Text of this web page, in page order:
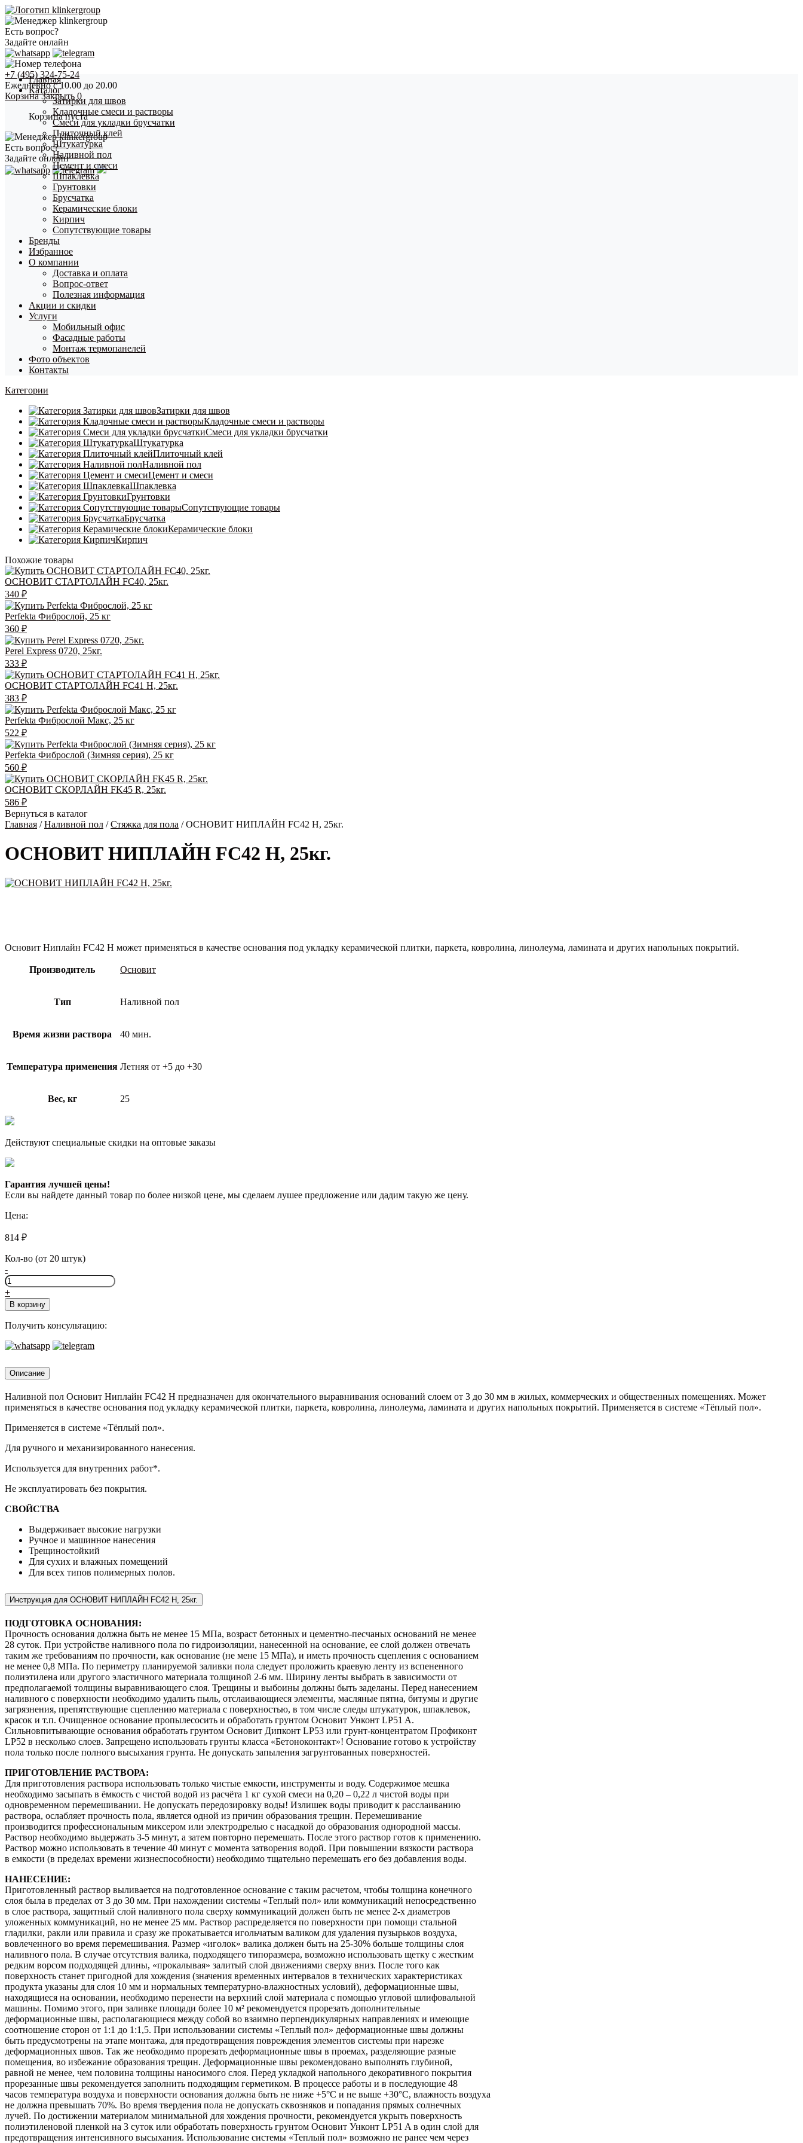
Есть вопрос?
Задайте онлайн
+7 (495) 324-75-24
Ежедневно с 10.00 до 20.00
Корзина Закрыть 0
Корзина пуста
Есть вопрос?
Задайте онлайн
Главная
Каталог
Затирки для швов
Кладочные смеси и растворы
Смеси для укладки брусчатки
Плиточный клей
Штукатурка
Наливной пол
Цемент и смеси
Шпаклевка
Грунтовки
Брусчатка
Керамические блоки
Кирпич
Сопутствующие товары
Бренды
Избранное
О компании
Доставка и оплата
Вопрос-ответ
Полезная информация
Акции и скидки
Услуги
Мобильный офис
Фасадные работы
Монтаж термопанелей
Фото объектов
Контакты
Категории
Затирки для швов
Кладочные смеси и растворы
Смеси для укладки брусчатки
Штукатурка
Плиточный клей
Наливной пол
Цемент и смеси
Шпаклевка
Грунтовки
Сопутствующие товары
Брусчатка
Керамические блоки
Кирпич
Похожие товары
ОСНОВИТ СТАРТОЛАЙН FC40, 25кг.
340 ₽
Perfekta Фиброслой, 25 кг
360 ₽
Perel Express 0720, 25кг.
333 ₽
ОСНОВИТ СТАРТОЛАЙН FC41 H, 25кг.
383 ₽
Perfekta Фиброслой Макс, 25 кг
522 ₽
Perfekta Фиброслой (Зимняя серия), 25 кг
560 ₽
ОСНОВИТ СКОРЛАЙН FK45 R, 25кг.
586 ₽
Вернуться в каталог
Главная /Наливной пол /Стяжка для пола / ОСНОВИТ НИПЛАЙН FC42 H, 25кг.
ОСНОВИТ НИПЛАЙН FC42 H, 25кг.
Основит Ниплайн FC42 H может применяться в качестве основания под укладку керамической плитки, паркета, ковролина, линолеума, ламината и других напольных покрытий.
Производитель Основит
Тип Наливной пол
Время жизни раствора 40 мин.
Температура применения Летняя от +5 до +30
Вес, кг 25
Действуют специальные скидки на оптовые заказы
Гарантия лучшей цены!
Если вы найдете данный товар по более низкой цене, мы сделаем лушее предложение или дадим такую же цену.
Цена:
814 ₽
Кол-во (от 20 штук)
-
Количество
товара
ОСНОВИТ
НИПЛАЙН
FC42
25кг.
+
В корзину
Получить консультацию:
Описание
Наливной пол Основит Ниплайн FC42 H предназначен для окончательного выравнивания оснований слоем от 3 до 30 мм в жилых, коммерческих и общественных помещениях. Может
применяться в качестве основания под укладку керамической плитки, паркета, ковролина, линолеума, ламината и других напольных покрытий. Применяется в системе «Тёплый пол».
Применяется в системе «Тёплый пол».
Для ручного и механизированного нанесения.
Используется для внутренних работ*.
Не эксплуатировать без покрытия.
СВОЙСТВА
Выдерживает высокие нагрузки
Ручное и машинное нанесения
Трещиностойкий
Для сухих и влажных помещений
Для всех типов полимерных полов.
Инструкция для ОСНОВИТ НИПЛАЙН FC42 H, 25кг.
ПОДГОТОВКА ОСНОВАНИЯ:
Прочность основания должна быть не менее 15 МПа, возраст бетонных и цементно-песчаных оснований не менее
28 суток. При устройстве наливного пола по гидроизоляции, нанесенной на основание, ее слой должен отвечать
таким же требованиям по прочности, как основание (не мене 15 МПа), и иметь прочность сцепления с основанием
не менее 0,8 МПа. По периметру планируемой заливки пола следует проложить краевую ленту из вспененного
полиэтилена или другого эластичного материала толщиной 2-6 мм. Ширину ленты выбрать в зависимости от
предполагаемой толщины выравнивающего слоя. Трещины и выбоины должны быть заделаны. Перед нанесением
наливного с поверхности необходимо удалить пыль, отслаивающиеся элементы, масляные пятна, битумы и другие
загрязнения, препятствующие сцеплению материала с поверхностью, в том числе следы штукатурок, шпаклевок,
красок и т.п. Очищенное основание пропылесосить и обработать грунтом Основит Унконт LP51 A.
Сильновпитывающие основания обработать грунтом Основит Дипконт LP53 или грунт-концентратом Профиконт
LP52 в несколько слоев. Запрещено использовать грунты класса «Бетоноконтакт»! Основание готово к устройству
пола только после полного высыхания грунта. Не допускать запыления загрунтованных поверхностей.
ПРИГОТОВЛЕНИЕ РАСТВОРА:
Для приготовления раствора использовать только чистые емкости, инструменты и воду. Содержимое мешка
необходимо засыпать в ёмкость с чистой водой из расчёта 1 кг сухой смеси на 0,20 – 0,22 л чистой воды при
одновременном перемешивании. Не допускать передозировку воды! Излишек воды приводит к расслаиванию
раствора, ослабляет прочность пола, является одной из причин образования трещин. Перемешивание
производится профессиональным миксером или электродрелью с насадкой до образования однородной массы.
Раствор необходимо выдержать 3-5 минут, а затем повторно перемешать. После этого раствор готов к применению.
Раствор можно использовать в течение 40 минут с момента затворения водой. При повышении вязкости раствора
в емкости (в пределах времени жизнеспособности) необходимо тщательно перемешать его без добавления воды.
НАНЕСЕНИЕ:
Приготовленный раствор выливается на подготовленное основание с таким расчетом, чтобы толщина конечного
слоя была в пределах от 3 до 30 мм. При нахождении системы «Теплый пол» или коммуникаций непосредственно
в слое раствора, защитный слой наливного пола сверху коммуникаций должен быть не менее 2-х диаметров
уложенных коммуникаций, но не менее 25 мм. Раствор распределяется по поверхности при помощи стальной
гладилки, ракли или правила и сразу же прокатывается игольчатым валиком для удаления пузырьков воздуха,
вовлеченного во время перемешивания. Размер «иголок» валика должен быть на 25-30% больше толщины слоя
наливного пола. В случае отсутствия валика, подходящего типоразмера, возможно использовать щетку с жестким
редким ворсом подходящей длины, «прокалывая» залитый слой движениями сверху вниз. После того как
поверхность станет пригодной для хождения (значения временных интервалов в технических характеристиках
продукта указаны для слоя 10 мм и нормальных температурно-влажностных условий), деформационные швы,
находящиеся на основании, необходимо перенести на верхний слой материала с помощью угловой шлифовальной
машины. Помимо этого, при заливке площади более 10 м² рекомендуется прорезать дополнительные
деформационные швы, располагающиеся между собой во взаимно перпендикулярных направлениях и имеющие
соотношение сторон от 1:1 до 1:1,5. При использовании системы «Теплый пол» деформационные швы должны
быть предусмотрены на этапе монтажа, для предотвращения повреждения элементов системы при нарезке
деформационных швов. Так же необходимо прорезать деформационные швы в проемах, разделяющие разные
помещения, во избежание образования трещин. Деформационные швы рекомендовано выполнять глубиной,
равной не менее, чем половина толщины наносимого слоя. Перед укладкой напольного декоративного покрытия
прорезанные швы рекомендуется заполнить подходящим герметиком. В процессе работы и в последующие 48
часов температура воздуха и поверхности основания должна быть не ниже +5°С и не выше +30°С, влажность воздуха
не должна превышать 70%. Во время твердения пола не допускать сквозняков и попадания прямых солнечных
лучей. По достижении материалом минимальной для хождения прочности, рекомендуется укрыть поверхность
полиэтиленовой пленкой на 3 суток или обработать поверхность грунтом Основит Унконт LP51 A в один слой для
предотвращения интенсивного высыхания. Использование системы «Теплый пол» возможно не ранее чем через